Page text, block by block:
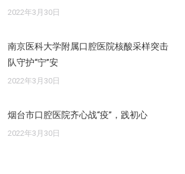
2022年3月30日
南京医科大学附属口腔医院核酸采样突击
队守护“宁”安
2022年3月30日
烟台市口腔医院齐心战“疫”，践初心
2022年3月30日